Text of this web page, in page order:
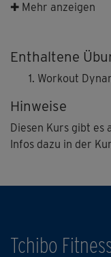
die Gelenke
Der ganze Körper
schnell, warum
zählt - es wirkt!
und außerdem in
"dynamic"-Version
allerdings flotter
✚ Mehr anzeigen
Enthaltene
Workout
Hinweise
Diesen Kurs gibt es
Infos dazu in der
Tchibo